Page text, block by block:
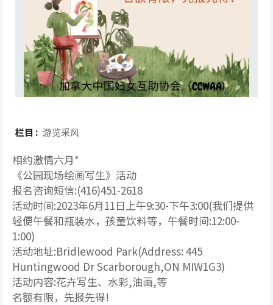
栏目 : 游览采风
相约激情六月*
《公园现场绘画写生》活动
报名咨询短信:(416)451-2618
活动时间:2023年6月11日上午9:30-下午3:00(我们提供
轻便午餐和瓶装水，孩童饮料等，午餐时间:12:00-
1:00)
活动地址:Bridlewood Park(Address: 445
Huntingwood Dr Scarborough,ON MIW1G3)
活动内容:花卉写生、水彩,油画,等
名额有限，先报先得!